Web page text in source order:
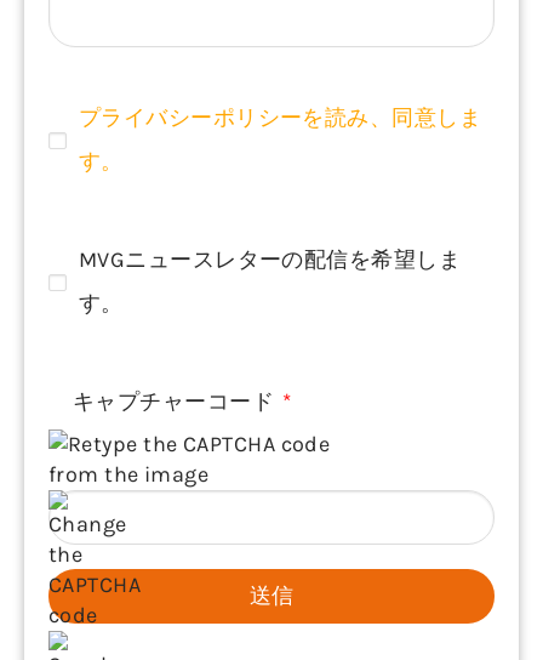
プライバシーポリシーを読み、同意しま
す。
MVGニュースレターの配信を希望しま
す。
キャプチャーコード
送信